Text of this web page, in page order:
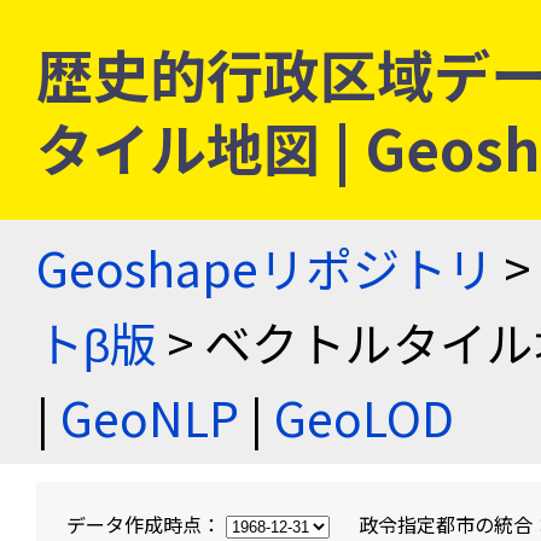
歴史的行政区域デ
タイル地図 |
Geoshapeリポジトリ >
トβ版 > ベクトルタイ
| GeoNLP | GeoLOD
データ作成時点： 政令指定都市の統